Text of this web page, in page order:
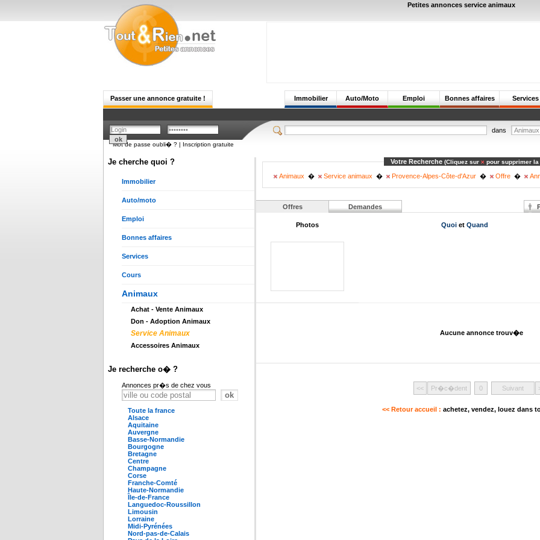
Petites annonces service animaux
Passer une annonce gratuite ! Services
Bonnes affaires
Emploi
Auto/Moto
Immobilier
dans
Mot de passe oubli� ? | Inscription gratuite
Je cherche quoi ?
Immobilier
Auto/moto
Emploi
Bonnes affaires
Services
Cours
Animaux
Achat - Vente Animaux
Don - Adoption Animaux
Service Animaux
Accessoires Animaux
Je recherche o� ?
Annonces pr�s de chez vous
Toute la france
Alsace
Aquitaine
Auvergne
Basse-Normandie
Bourgogne
Bretagne
Centre
Champagne
Corse
Franche-Comté
Haute-Normandie
Île-de-France
Languedoc-Roussillon
Limousin
Lorraine
Midi-Pyrénées
Nord-pas-de-Calais
Votre Recherche (Cliquez sur pour supprimer
Animaux � Service animaux � Provence-Alpes-Côte-d'Azur � Offre �
Offres Demandes
Photos Quoi et Quand
Aucune annonce trouv�e
<< Pr�c�dent 0 Suivant
<< Retour accueil : achetez, vendez, louez dans